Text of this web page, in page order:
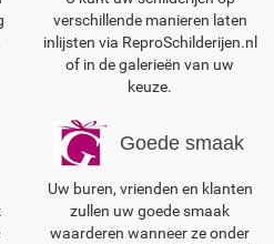
verschillende manieren laten
inlijsten via ReproSchilderijen.nl
of in de galerieën van uw
keuze.
Goede smaak
Uw buren, vrienden en klanten
zullen uw goede smaak
waarderen wanneer ze onder